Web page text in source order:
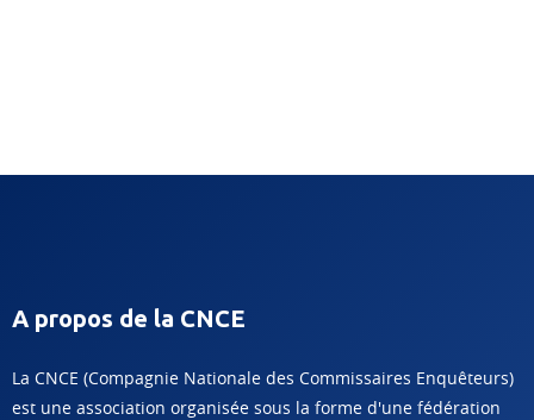
A propos de la CNCE
La CNCE (Compagnie Nationale des Commissaires Enquêteurs)
est une association organisée sous la forme d'une fédération